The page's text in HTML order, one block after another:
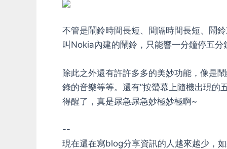
不管是鬧鈴時間長短、間隔時間長短、鬧
叫Nokia內建的鬧鈴，只能響一分鐘停五
除此之外還有許許多多的美妙功能，像是
錄的音樂等等。還有”按螢幕上隨機出現的
得醒了，真是尿急尿急妙極妙極啊~
--
現在還在寫blog分享資訊的人越來越少，